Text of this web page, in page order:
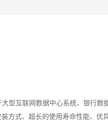
型互联网数据中心系统、银行
方式、超长的使用寿命性能、